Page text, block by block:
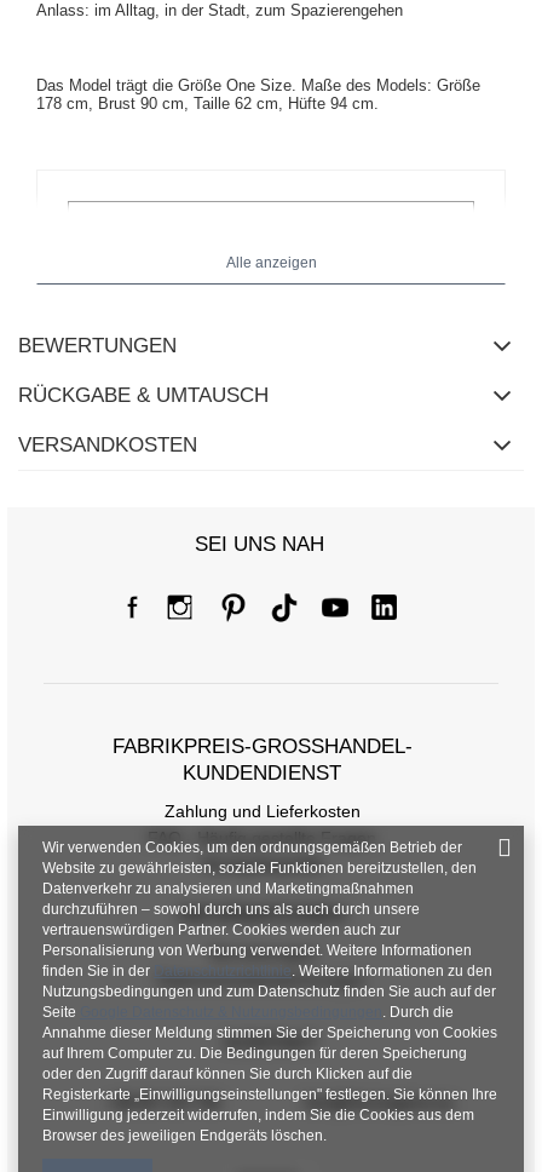
Anlass: im Alltag, in der Stadt, zum Spazierengehen
Das Model trägt die Größe One Size. Maße des Models: Größe
178 cm, Brust 90 cm, Taille 62 cm, Hüfte 94 cm.
[A] Brustumfang
[C] Hüftumfang 102
[D] Gesamtlänge 81
[E] Ärmellänge 51
Alle anzeigen
BEWERTUNGEN
RÜCKGABE & UMTAUSCH
VERSANDKOSTEN
SEI UNS NAH
FABRIKPREIS-GROSSHANDEL-K
UNDENDIENST
Zahlung und Lieferkosten
FAQ - Häufig gestellte Fragen
Rückgabepolitik
INFORMATIONEN
Verordnungen
Datenschutzbestimmungen
KONTAKT
+48 601 547 740 hurt@factoryprice.eu
Wir verwenden Cookies, um den ordnungsgemäßen Betrieb der
Website zu gewährleisten, soziale Funktionen bereitzustellen, den
Datenverkehr zu analysieren und Marketingmaßnahmen
durchzuführen – sowohl durch uns als auch durch unsere
vertrauenswürdigen Partner. Cookies werden auch zur
Personalisierung von Werbung verwendet. Weitere Informationen
finden Sie in der
Datenschutzrichtlinie. Weitere Informationen zu den
Nutzungsbedingungen und zum Datenschutz finden Sie auch auf der
Seite
. Durch die
Annahme dieser Meldung stimmen Sie der Speicherung von Cookies
auf Ihrem Computer zu. Die Bedingungen für deren Speicherung
oder den Zugriff darauf können Sie durch Klicken auf die
Registerkarte „Einwilligungseinstellungen" festlegen. Sie können Ihre
Einwilligung jederzeit widerrufen, indem Sie die Cookies aus dem
Browser des jeweiligen Endgeräts löschen.